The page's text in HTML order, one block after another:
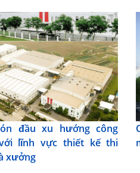
đầu xu hướng công
lĩnh vực thiết kế thi
xưởng